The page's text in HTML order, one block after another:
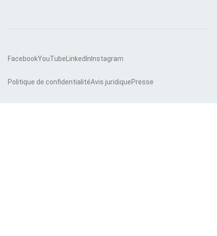
FacebookYouTubeLinkedIn Instagram
Politique de confidentialitéAvis juridiquePresse